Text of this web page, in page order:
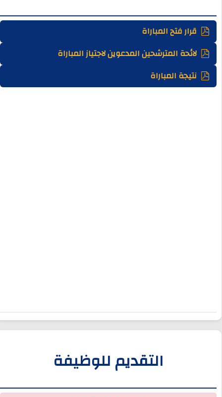
قرار فتح المباراة
لائحة المترشحين المدعوين لاجتياز المباراة
نتيجة المباراة
التقديم للوظيفة